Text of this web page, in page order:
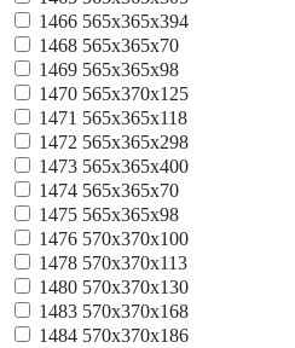
1466 565x365x394
1468 565x365x70
1469 565x365x98
1470 565x370x125
1471 565х365х118
1472 565х365х298
1473 565х365х400
1474 565х365х70
1475 565х365х98
1476 570x370x100
1478 570x370x113
1480 570x370x130
1483 570x370x168
1484 570x370x186